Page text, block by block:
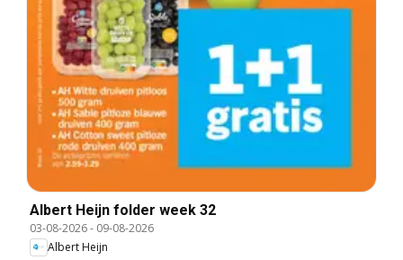
Albert Heijn folder week 32
03-08-2026- 09-08-2026
Albert Heijn